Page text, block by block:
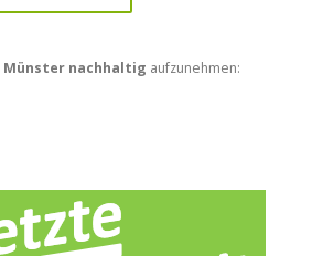
Münster nachhaltig aufzunehmen: